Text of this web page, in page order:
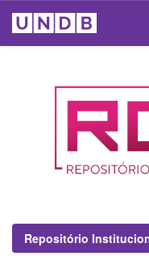
Repositório